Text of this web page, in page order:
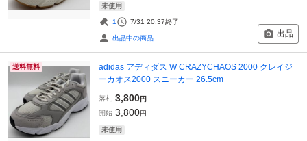
未使用
1 7/31 20:37終了
出品中の商品 出品
送料無料
adidas アディダス W CRAZYCHAOS 2000 クレイジ
ーカオス2000 スニーカー 26.5cm
落札 3,800円
開始 3,800円
未使用